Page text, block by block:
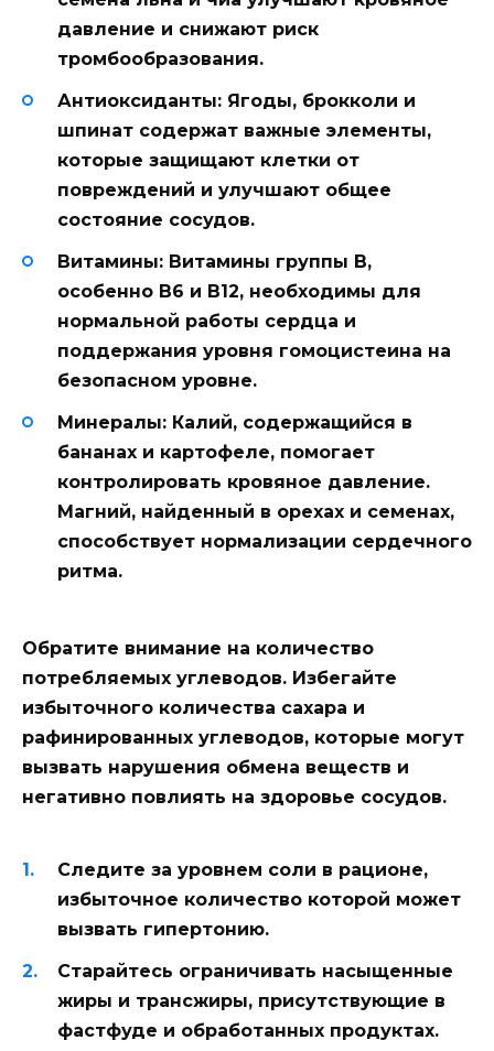
давление и снижают риск
тромбообразования.
Антиоксиданты: Ягоды, брокколи и
шпинат содержат важные элементы,
которые защищают клетки от
повреждений и улучшают общее
состояние сосудов.
Витамины: Витамины группы B,
особенно В6 и В12, необходимы для
нормальной работы сердца и
поддержания уровня гомоцистеина на
безопасном уровне.
Минералы: Калий, содержащийся в
бананах и картофеле, помогает
контролировать кровяное давление.
Магний, найденный в орехах и семенах,
способствует нормализации сердечного
ритма.
Обратите внимание на количество
потребляемых углеводов. Избегайте
избыточного количества сахара и
рафинированных углеводов, которые могут
вызвать нарушения обмена веществ и
негативно повлиять на здоровье сосудов.
Следите за уровнем соли в рационе,
избыточное количество которой может
вызвать гипертонию.
Старайтесь ограничивать насыщенные
жиры и трансжиры, присутствующие в
фастфуде и обработанных продуктах.